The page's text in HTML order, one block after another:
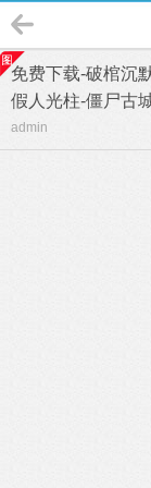
免费下载-破棺沉
假人光柱-僵尸古
admin